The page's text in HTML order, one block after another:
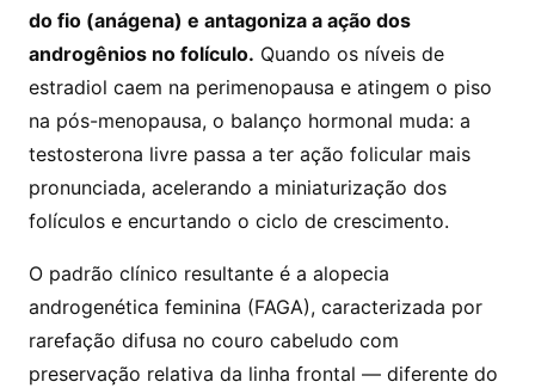
do fio (anágena) e antagoniza a ação dos
androgênios no folículo. Quando os níveis de
estradiol caem na perimenopausa e atingem o piso
na pós-menopausa, o balanço hormonal muda: a
testosterona livre passa a ter ação folicular mais
pronunciada, acelerando a miniaturização dos
folículos e encurtando o ciclo de crescimento.
O padrão clínico resultante é a alopecia
androgenética feminina (FAGA), caracterizada por
rarefação difusa no couro cabeludo com
preservação relativa da linha frontal — diferente do